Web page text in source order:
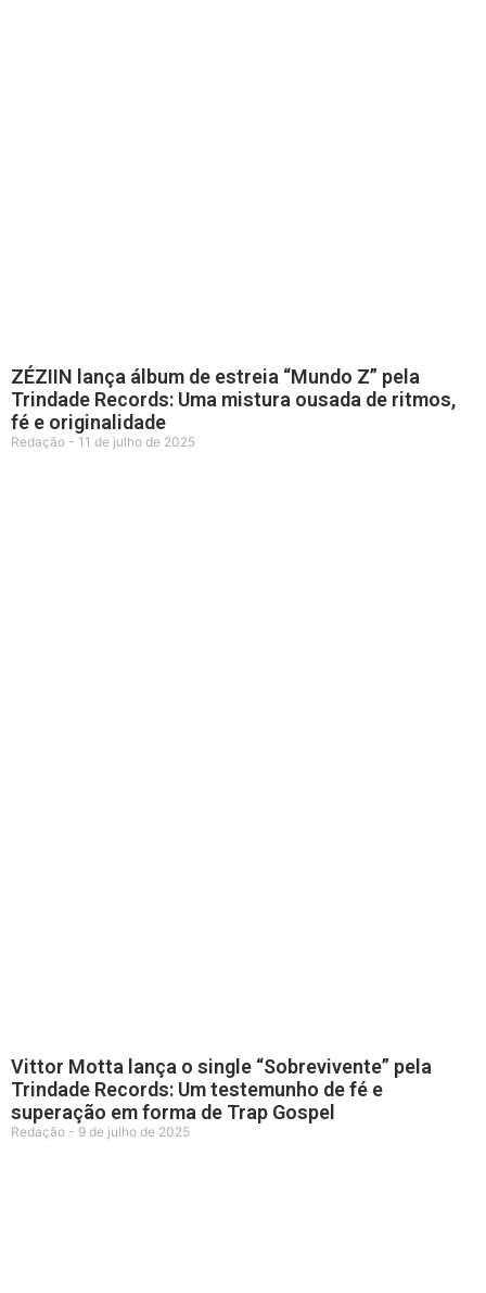
ZÉZIIN lança álbum de estreia “Mundo Z” pela
Trindade Records: Uma mistura ousada de ritmos,
fé e originalidade
Redação 11 de julho de 2025
Vittor Motta lança o single “Sobrevivente” pela
Trindade Records: Um testemunho de fé e
superação em forma de Trap Gospel
Redação 9 de julho de 2025